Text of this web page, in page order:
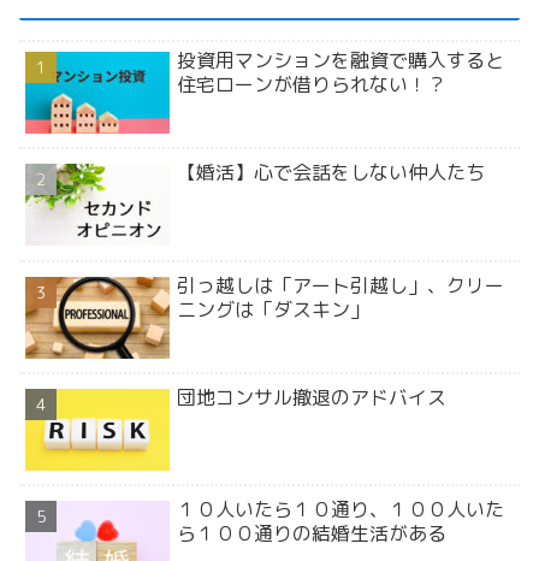
投資用マンションを融資で購入すると
住宅ローンが借りられない！？
【婚活】心で会話をしない仲人たち
引っ越しは「アート引越し」、クリー
ニングは「ダスキン」
団地コンサル撤退のアドバイス
１０人いたら１０通り、１００人いた
ら１００通りの結婚生活がある